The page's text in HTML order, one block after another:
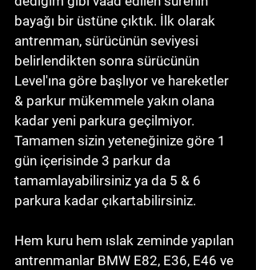
bayağı bir üstüne çıktık. İlk olarak
antrenman, sürücünün seviyesi
belirlendikten sonra sürücünün
Level'ına göre başlıyor ve hareketler
& parkur mükemmele yakın olana
kadar yeni parkura geçilmiyor.
Tamamen sizin yeteneğinize göre 1
gün içerisinde 3 parkur da
tamamlayabilirsiniz ya da 5 & 6
parkura kadar çıkartabilirsiniz.
Hem kuru hem ıslak zeminde yapılan
antrenmanlar BMW E82, E36, E46 ve